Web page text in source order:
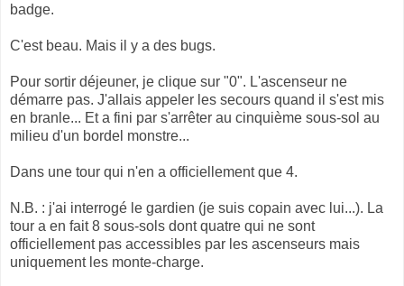
badge.
C'est beau. Mais il y a des bugs.
Pour sortir déjeuner, je clique sur "0". L'ascenseur ne
démarre pas. J'allais appeler les secours quand il s'est mis
en branle... Et a fini par s'arrêter au cinquième sous-sol au
milieu d'un bordel monstre...
Dans une tour qui n'en a officiellement que 4.
N.B. : j'ai interrogé le gardien (je suis copain avec lui...). La
tour a en fait 8 sous-sols dont quatre qui ne sont
officiellement pas accessibles par les ascenseurs mais
uniquement les monte-charge.